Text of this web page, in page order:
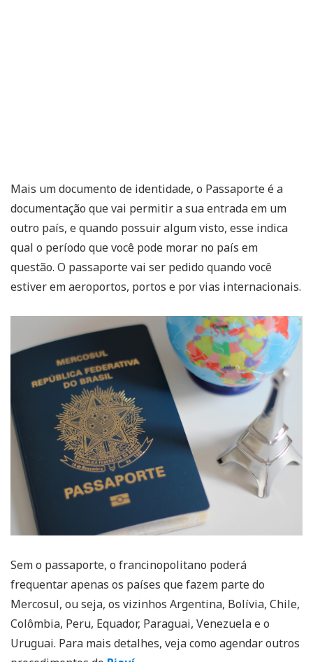
Mais um documento de identidade, o Passaporte é a
documentação que vai permitir a sua entrada em um
outro país, e quando possuir algum visto, esse indica
qual o período que você pode morar no país em
questão. O passaporte vai ser pedido quando você
estiver em aeroportos, portos e por vias internacionais.
Sem o passaporte, o francinopolitano poderá
frequentar apenas os países que fazem parte do
Mercosul, ou seja, os vizinhos Argentina, Bolívia, Chile,
Colômbia, Peru, Equador, Paraguai, Venezuela e o
Uruguai. Para mais detalhes, veja como agendar outros